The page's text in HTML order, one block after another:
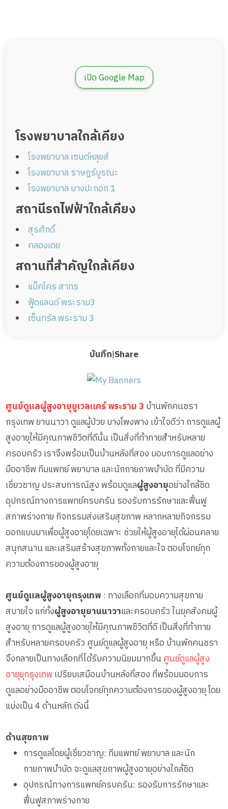
เปิด Google Map
โรงพยาบาลใกล้เคียง
โรงพยาบาล เซนต์หลุยส์
โรงพยาบาล ราษฎร์บูรณะ
โรงพยาบาล บางปะกอก 1
สถานีรถไฟฟ้าใกล้เคียง
สุรศักดิ์
คลองเตย
สถานที่สำคัญใกล้เคียง
แม็คโคร สาทร
ฟู้ดแลนด์ พระราม3
เซ็นทรัล พระราม 3
บันทึก|Share
ศูนย์ดูแลผู้สูงอายุยูเวลแคร์ พระราม 3 บ้านพักคนชรา
กรุงเทพ ยานนาวา ดูแลผู้ป่วย บางโพงพาง เข้าใจดีว่า การดูแลผู้
สูงอายุให้มีคุณภาพชีวิตที่ดีนั้น เป็นสิ่งที่ท้าทายสำหรับหลาย
ครอบครัว เราจึงพร้อมเป็นบ้านหลังที่สอง มอบการดูแลอย่าง
มืออาชีพ ทีมแพทย์ พยาบาล และนักกายภาพบำบัด ที่มีความ
เชี่ยวชาญ ประสบการณ์สูง พร้อมดูแลผู้สูงอายุอย่างใกล้ชิด
อุปกรณ์ทางการแพทย์ครบครัน รองรับการรักษาและฟื้นฟู
สภาพร่างกาย กิจกรรมส่งเสริมสุขภาพ หลากหลายกิจกรรม
ออกแบบมาเพื่อผู้สูงอายุโดยเฉพาะ ช่วยให้ผู้สูงอายุได้ผ่อนคลาย
สนุกสนาน และเสริมสร้างสุขภาพทั้งกายและใจ ตอบโจทย์ทุก
ความต้องการของผู้สูงอายุ
ศูนย์ดูแลผู้สูงอายุกรุงเทพ : ทางเลือกที่มอบความสุขกาย
สบายใจ แก่ทั้งผู้สูงอายุยานนาวาและครอบครัว ในยุคสังคมผู้
สูงอายุ การดูแลผู้สูงอายุให้มีคุณภาพชีวิตที่ดี เป็นสิ่งที่ท้าทาย
สำหรับหลายครอบครัว ศูนย์ดูแลผู้สูงอายุ หรือ บ้านพักคนชรา
จึงกลายเป็นทางเลือกที่ได้รับความนิยมมากขึ้นศูนย์ดูแลผู้สูง
อายุยุกรุงเทพเปรียบเสมือนบ้านหลังที่สอง ที่พร้อมมอบการ
ดูแลอย่างมืออาชีพ ตอบโจทย์ทุกความต้องการของผู้สูงอายุ โดย
แบ่งเป็น 4 ด้านหลัก ดังนี้
ด้านสุขภาพ
การดูแลโดยผู้เชี่ยวชาญ: ทีมแพทย์ พยาบาล และนัก
กายภาพบำบัด จะดูแลสุขภาพผู้สูงอายุอย่างใกล้ชิด
อุปกรณ์ทางการแพทย์ครบครัน: รองรับการรักษาและ
ฟื้นฟูสภาพร่างกาย